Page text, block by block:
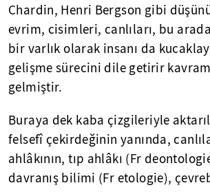
Chardin, Henri Bergson gibi
evrim, cisimleri, canlıları, bu
bir varlık olarak insanı da
gelişme sürecini dile getirir
gelmiştir.
Buraya dek kaba çizgileriyle
felsefî çekirdeğinin yanında,
ahlâkının, tıp ahlâkı (Fr
davranış bilimi (Fr etologie),